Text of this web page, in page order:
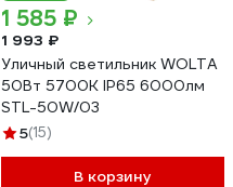
1 585 ₽
1 993 ₽
Уличный светильник WOLTA
50Вт 5700К IP65 6000лм
STL-50W/03
5(15)
В корзину